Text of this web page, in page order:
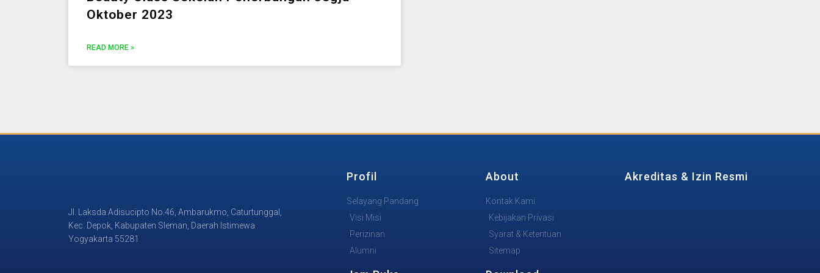
Oktober 2023
READ MORE »
Jl. Laksda Adisucipto No.46, Ambarukmo, Caturtunggal,
Kec. Depok, Kabupaten Sleman, Daerah Istimewa
Yogyakarta 55281
Profil
Selayang Pandang
Visi Misi
Perizinan
Alumni
About
Kontak Kami
Kebijakan Privasi
Syarat & Ketentuan
Sitemap
Akreditas & Izin Resmi